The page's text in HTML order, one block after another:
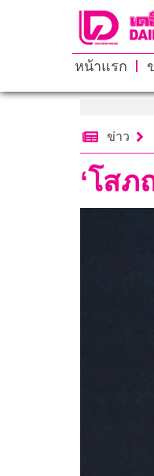
หน้าแรก
ข่าว
‘โส